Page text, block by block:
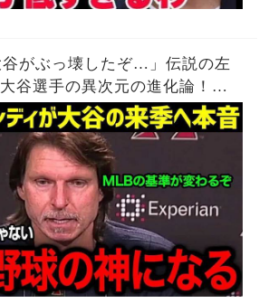
谷がぶっ壊したぞ…」伝説の左
谷選手の異次元の進化論！
そろえて話す、大谷のある衝
【海外の反応/大谷選手/MLB/